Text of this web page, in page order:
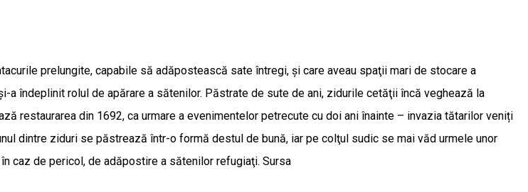
prelungite, capabile să adăpostească sate întregi, şi care aveau spaţii mari de stocare a
îndeplinit rolul de apărare a sătenilor. Păstrate de sute de ani, zidurile cetăţii încă veghează la
restaurarea din 1692, ca urmare a evenimentelor petrecute cu doi ani înainte – invazia tătarilor veniți
dintre ziduri se păstrează într-o formă destul de bună, iar pe colţul sudic se mai văd urmele unor
caz de pericol, de adăpostire a sătenilor refugiaţi. Sursa